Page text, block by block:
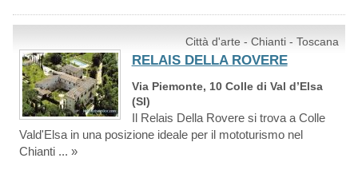
Città d'arte - Chianti - Toscana
RELAIS DELLA ROVERE
Via Piemonte, 10 Colle di Val d’Elsa
(SI)
Il Relais Della Rovere si trova a Colle
Vald'Elsa in una posizione ideale per il mototurismo nel
Chianti ... »